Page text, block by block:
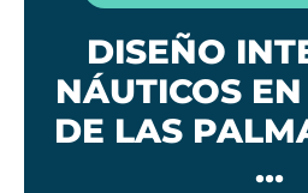
DISEÑO
NÁUTICOS
DE LAS
…